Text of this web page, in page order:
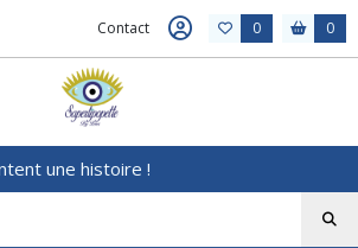
Contact 0 0
une histoire !